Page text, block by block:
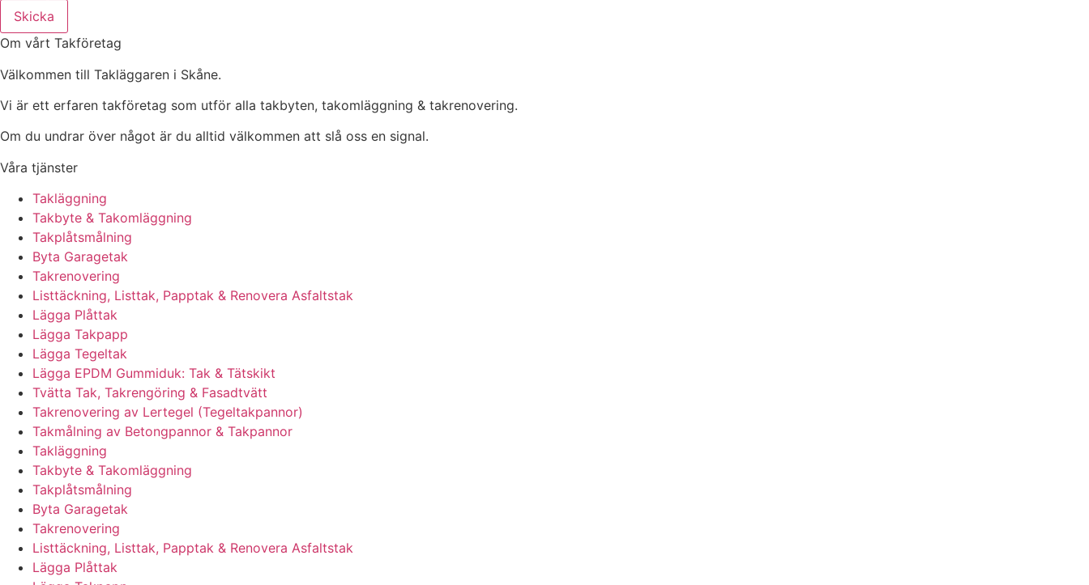
Skicka
Om vårt Takföretag
Välkommen till Takläggaren i Skåne.
Vi är ett erfaren takföretag som utför alla takbyten, takomläggning & takrenovering.
Om du undrar över något är du alltid välkommen att slå oss en signal.
Våra tjänster
Takläggning
Takbyte & Takomläggning
Takplåtsmålning
Byta Garagetak
Takrenovering
Listtäckning, Listtak, Papptak & Renovera Asfaltstak
Lägga Plåttak
Lägga Takpapp
Lägga Tegeltak
Lägga EPDM Gummiduk: Tak & Tätskikt
Tvätta Tak, Takrengöring & Fasadtvätt
Takrenovering av Lertegel (Tegeltakpannor)
Takmålning av Betongpannor & Takpannor
Takläggning
Takbyte & Takomläggning
Takplåtsmålning
Byta Garagetak
Takrenovering
Listtäckning, Listtak, Papptak & Renovera Asfaltstak
Lägga Plåttak